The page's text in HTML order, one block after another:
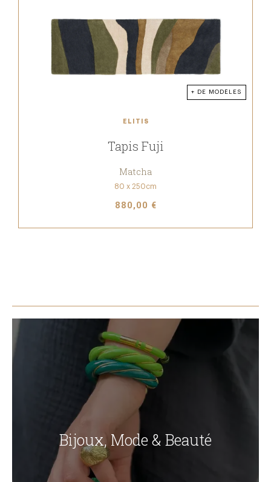
+ DE MODÈLES
ELITIS
Tapis Fuji
Matcha
80 x 250cm
880,00 €
Bijoux, Mode & Beauté